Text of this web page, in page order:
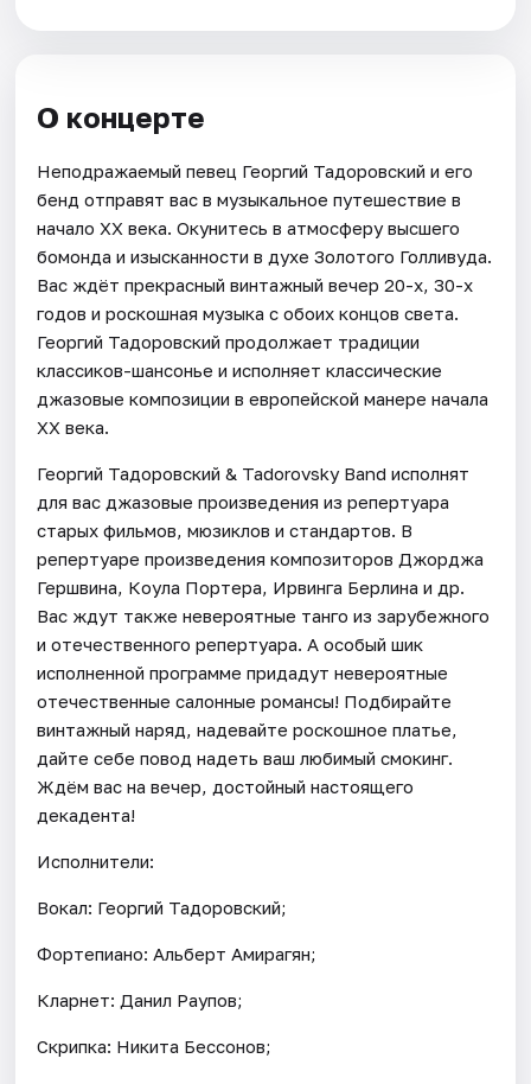
О концерте
Неподражаемый певец Георгий Тадоровский и его
бенд отправят вас в музыкальное путешествие в
начало XX века. Окунитесь в атмосферу высшего
бомонда и изысканности в духе Золотого Голливуда.
Вас ждёт прекрасный винтажный вечер 20-х, 30-х
годов и роскошная музыка с обоих концов света.
Георгий Тадоровский продолжает традиции
классиков-шансонье и исполняет классические
джазовые композиции в европейской манере начала
XX века.
Георгий Тадоровский & Tadorovsky Band исполнят
для вас джазовые произведения из репертуара
старых фильмов, мюзиклов и стандартов. В
репертуаре произведения композиторов Джорджа
Гершвина, Коула Портера, Ирвинга Берлина и др.
Вас ждут также невероятные танго из зарубежного
и отечественного репертуара. А особый шик
исполненной программе придадут невероятные
отечественные салонные романсы! Подбирайте
винтажный наряд, надевайте роскошное платье,
дайте себе повод надеть ваш любимый смокинг.
Ждём вас на вечер, достойный настоящего
декадента!
Исполнители:
Вокал: Георгий Тадоровский;
Фортепиано: Альберт Амирагян;
Кларнет: Данил Раупов;
Скрипка: Никита Бессонов;